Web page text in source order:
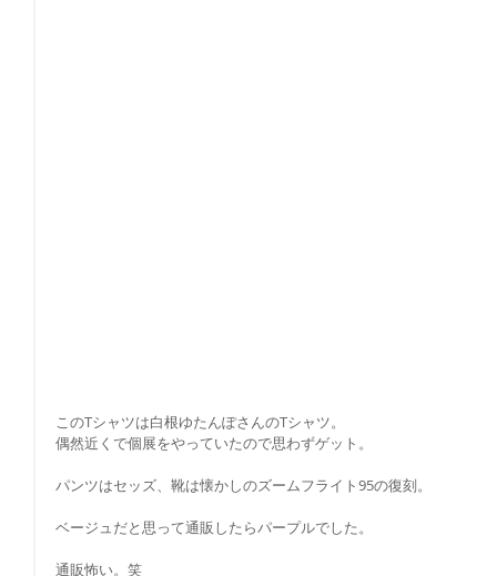
このTシャツは白根ゆたんぽさんのTシャツ。
偶然近くで個展をやっていたので思わずゲット。
パンツはセッズ、靴は懐かしのズームフライト95の復刻。
ベージュだと思って通販したらパープルでした。
通販怖い。笑